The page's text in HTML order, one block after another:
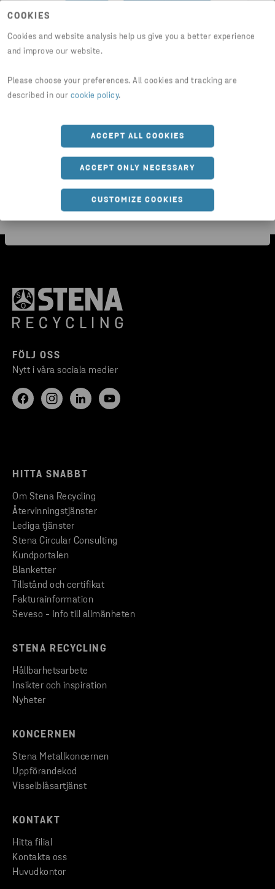
COOKIES
Cookies and website analysis help us give you a better experience
and improve our website.
Please choose your preferences. All cookies and tracking are
described in our cookie policy.
ACCEPT ALL COOKIES
ACCEPT ONLY NECESSARY
CUSTOMIZE COOKIES
Miljöstation vägg
FÖLJ OSS
Nytt i våra sociala medier
HITTA SNABBT
Om Stena Recycling
Återvinningstjänster
Lediga tjänster
Stena Circular Consulting
Kundportalen
Blanketter
Tillstånd och certifikat
Fakturainformation
Seveso - Info till allmänheten
STENA RECYCLING
Hållbarhetsarbete
Insikter och inspiration
Nyheter
KONCERNEN
Stena Metallkoncernen
Uppförandekod
Visselblåsartjänst
KONTAKT
Hitta filial
Kontakta oss
Huvudkontor